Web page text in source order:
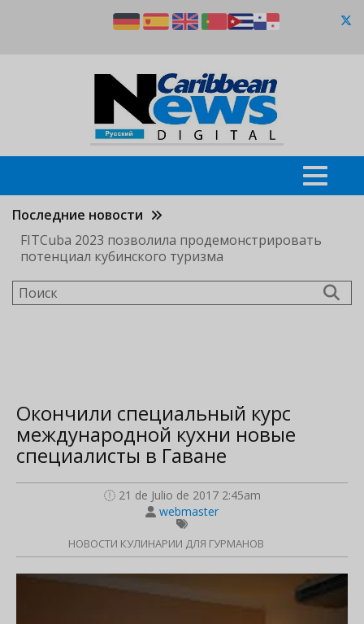
Последние новости
FITCuba 2023 позволила продемонстрировать
потенциал кубинского туризма
Поиск
Окончили специальный курс
международной кухни новые
специалисты в Гаване
21 de Julio de 2017 2:45am
webmaster
НОВОСТИ КУЛИНАРИИ ДЛЯ ГУРМАНОВ